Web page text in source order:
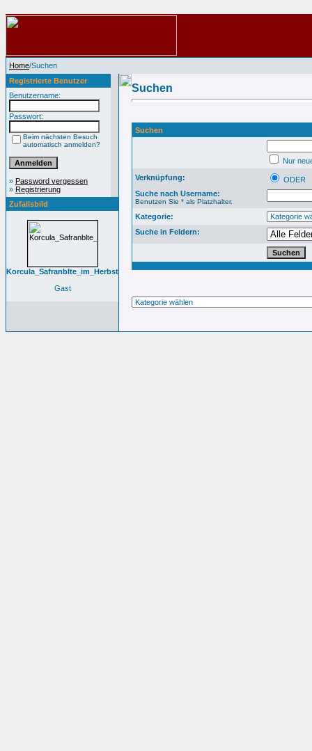
Home/Suchen
Registrierte Benutzer
Benutzername:
Passwort:
Beim nächsten Besuch
automatisch anmelden?
» Password vergessen
» Registrierung
Zufallsbild
Korcula_Safranblte_im_Herbst
Gast
Suchen
Suchen
Nur
Verknüpfung:
ODER
Suche nach Username:
Benutzen Sie * als Platzhalter.
Kategorie:
Suche in Feldern: